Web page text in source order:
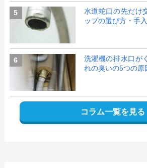
5
水道蛇口の先だけ
ップの選び方・手
6
洗濯機の排水口が
れの臭いの5つの原
コラム一覧を見る